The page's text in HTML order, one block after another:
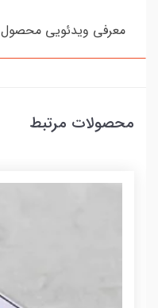
معرفی ویدئویی محصول
محصولات مرتبط